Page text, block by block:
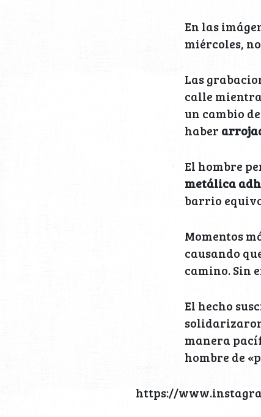
En las
miércoles,
Las
calle
un cambio
haber
El hombre
metálica
barrio
Momentos
causando
camino. Sin
El hecho
manera
hombre de
https://